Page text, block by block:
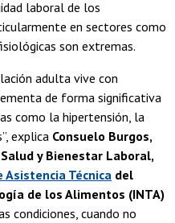
laboral de los
en sectores como
son extremas.
adulta vive con
de forma significativa
como la hipertensión, la
explica Consuelo Burgos,
y Bienestar Laboral,
Asistencia Técnica del
de los Alimentos (INTA)
condiciones, cuando no